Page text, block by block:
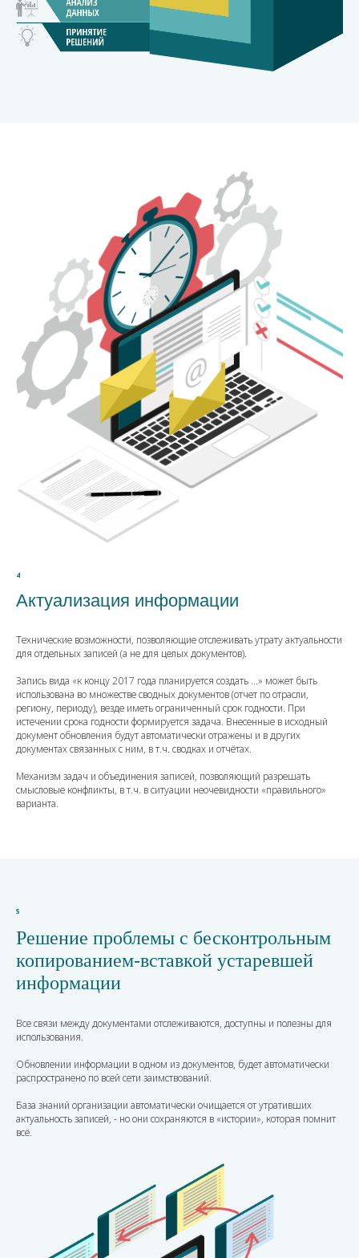
4
Актуализация информации
Технические возможности, позволяющие отслеживать утрату актуальности
для отдельных записей (а не для целых документов).
Запись вида «к концу 2017 года планируется создать ...» может быть
использована во множестве сводных документов (отчет по отрасли,
региону, периоду), везде иметь ограниченный срок годности. При
истечении срока годности формируется задача. Внесенные в исходный
документ обновления будут автоматически отражены и в других
документах связанных с ним, в т.ч. сводках и отчётах.
Механизм задач и объединения записей, позволяющий разрешать
смысловые конфликты, в т.ч. в ситуации неочевидности «правильного»
варианта.
5
Решение проблемы с бесконтрольным
копированием-вставкой устаревшей
информации
Все связи между документами отслеживаются, доступны и полезны для
использования.
Обновлении информации в одном из документов, будет автоматически
распространено по всей сети заимствований.
База знаний организации автоматически очищается от утративших
актуальность записей, - но они сохраняются в «истории», которая помнит
всё.